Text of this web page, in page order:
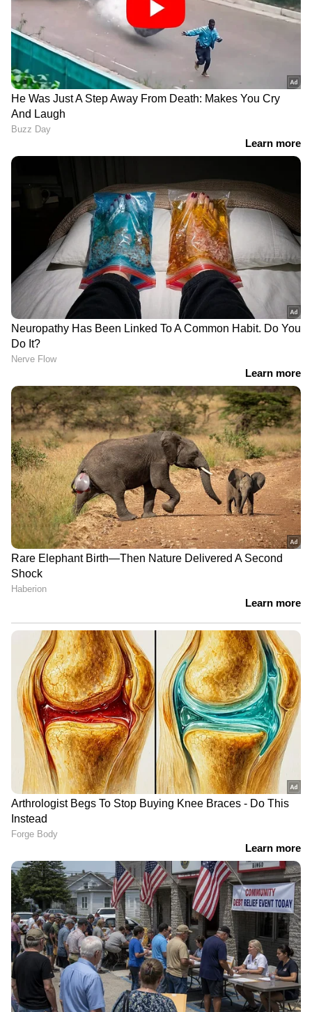
തെരുവുനായകളെ
കെട്ടിവലിച്ച് കൊണ്ടുപോയി
കൊലപ്പെടുത്തിയ 2 പേർ
പിടിയിൽ
തുറന്നപ്പോൾ ഞെട്ടൽ,
തലയോട്ടിയും അസ്ഥികളും
LATEST VIDEOS
9 At Nine Malayalam News |
വാർത്തകൾ വിശദമായി | 06 August
2026
'ഏരിയ കമ്മിറ്റി ഓഫീസ്
കണക്കിൽ മാസങ്ങൾക്കുശേഷം
ലക്ഷങ്ങൾ കൂടിയതെങ്ങനെ?'